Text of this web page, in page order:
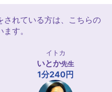
されている方は、こちらの
す。
イトカ
いとか先生
1分240円